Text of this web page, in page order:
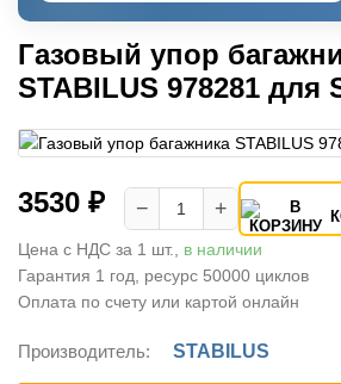
Газовый упор
STABILUS 978281 для
3530 ₽ − +
Цена с НДС за 1 шт., в наличии
Гарантия 1 год, ресурс 50000 циклов
Оплата по счету или картой онлайн
Производитель: STABILUS